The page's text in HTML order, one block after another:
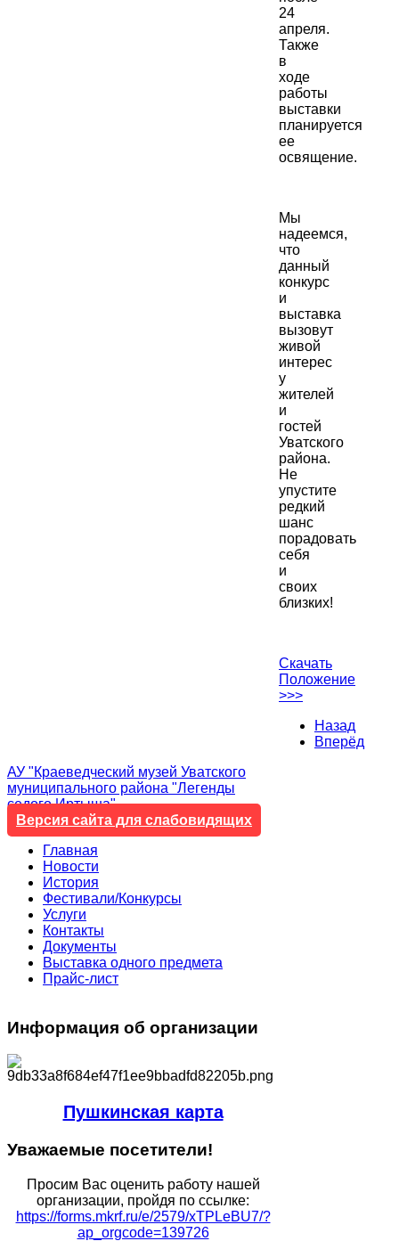
24
апреля.
Также
в
ходе
работы
выставки
планируется
ее
освящение.
Мы
надеемся,
что
данный
конкурс
и
выставка
вызовут
живой
интерес
у
жителей
и
гостей
Уватского
района.
Не
упустите
редкий
шанс
порадовать
себя
и
своих
близких!
Скачать
Положение
>>>
Назад
Вперёд
АУ "Краеведческий музей Уватского
муниципального района "Легенды
седого Иртыша"
Версия сайта для слабовидящих
Главная
Новости
История
Фестивали/Конкурсы
Услуги
Контакты
Документы
Выставка одного предмета
Прайс-лист
Информация об организации
Пушкинская карта
Уважаемые посетители!
Просим Вас оценить работу нашей
организации, пройдя по ссылке:
https://forms.mkrf.ru/e/2579/xTPLeBU7/?
ap_orgcode=139726